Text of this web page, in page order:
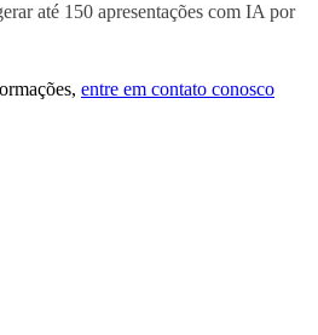
até 150 apresentações com IA por
entre em contato conosco